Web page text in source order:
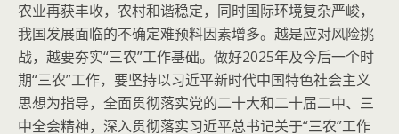
农业再获丰收，农村和谐稳定，同时国际环境复杂严峻，
我国发展面临的不确定难预料因素增多。越是应对风险挑
战，越要夯实“三农”工作基础。做好2025年及今后一个时
期“三农”工作，要坚持以习近平新时代中国特色社会主义
思想为指导，全面贯彻落实党的二十大和二十届二中、三
中全会精神，深入贯彻落实习近平总书记关于“三农”工作